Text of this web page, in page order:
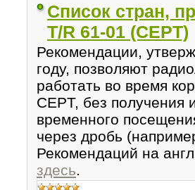
Список стран,
T/R 61-01 (CEPT)
Рекомендации,
году, позволяют
работать во время
CEPT, без получения
временного
через дробь
Рекомендаций на
здесь.